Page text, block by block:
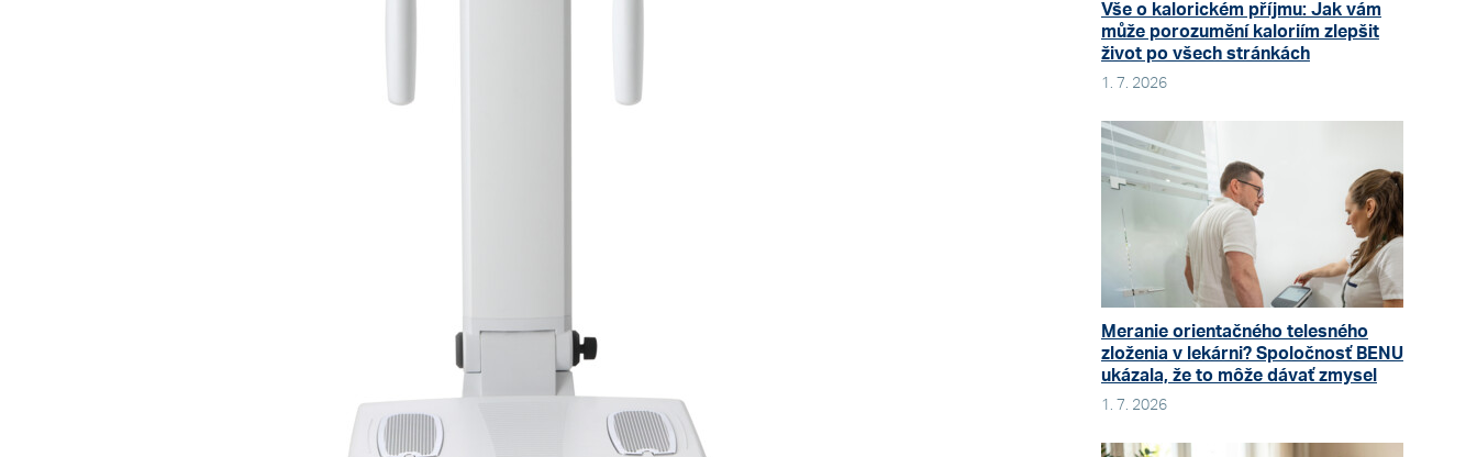
Vše o kalorickém příjmu: Jak vám
může porozumění kaloriím zlepšit
život po všech stránkách
1. 7. 2026
Meranie orientačného telesného
zloženia v lekárni? Spoločnosť BENU
ukázala, že to môže dávať zmysel
1. 7. 2026